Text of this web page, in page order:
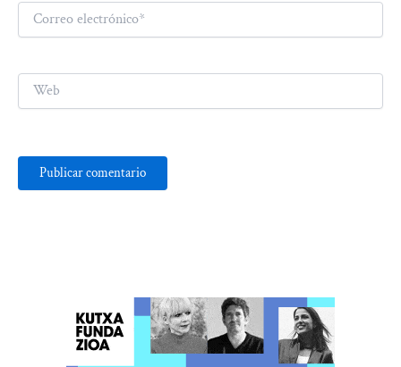
Correo
electrónico*
Web